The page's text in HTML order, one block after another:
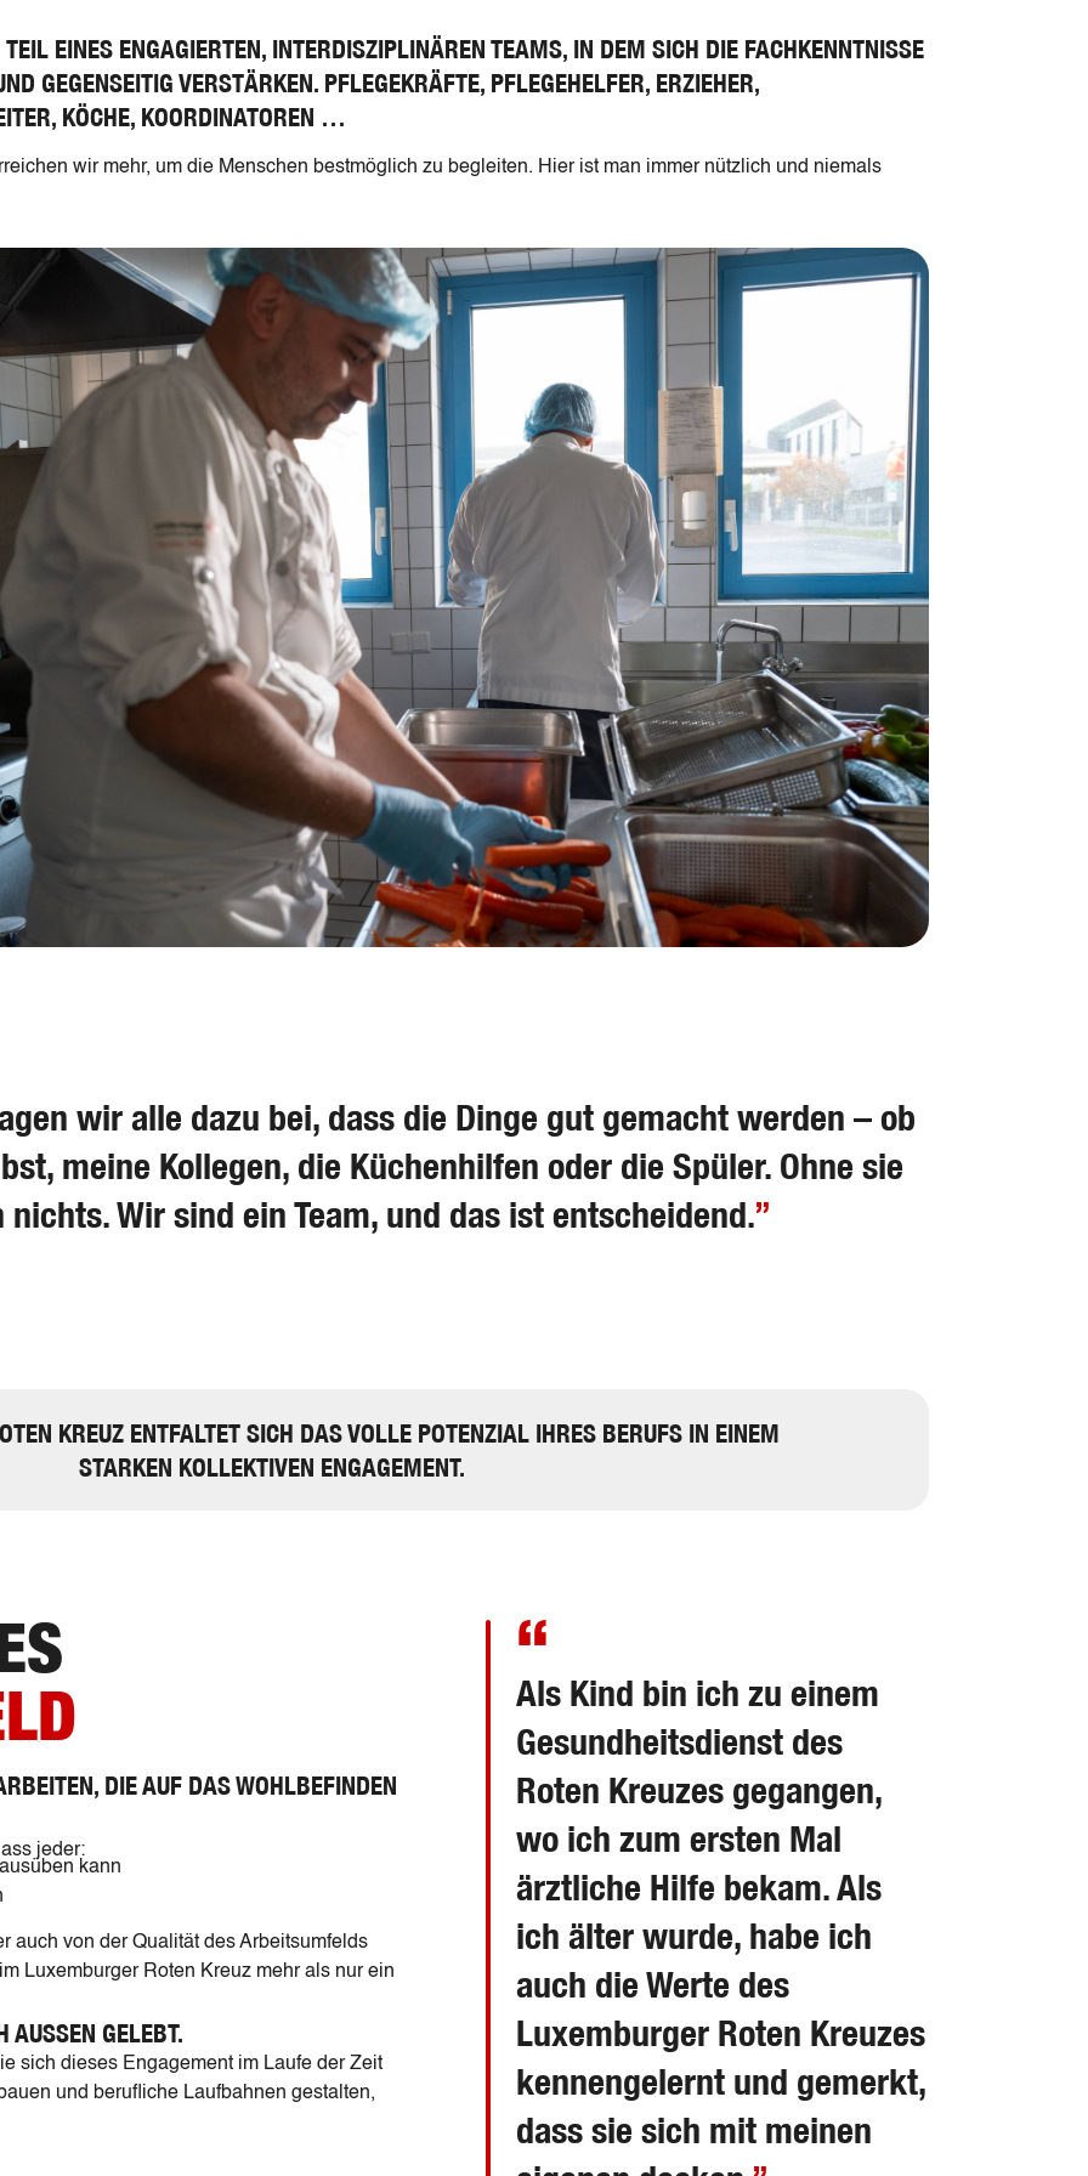
TEIL EINES ENGAGIERTEN, INTERDISZIPLINÄREN TEAMS, IN DEM SICH DIE FACHKENNTNISSE
GEGENSEITIG VERSTÄRKEN. PFLEGEKRÄFTE, PFLEGEHELFER, ERZIEHER,
KÖCHE, KOORDINATOREN …
wir mehr, um die Menschen bestmöglich zu begleiten. Hier ist man immer nützlich und niemals
wir alle dazu bei, dass die Dinge gut gemacht werden – ob
meine Kollegen, die Küchenhilfen oder die Spüler. Ohne sie
nichts. Wir sind ein Team, und das ist entscheidend.
KREUZ ENTFALTET SICH DAS VOLLE POTENZIAL IHRES BERUFS IN EINEM
STARKEN KOLLEKTIVEN ENGAGEMENT.
DIE AUF DAS WOHLBEFINDEN
jeder:
kann
auch von der Qualität des Arbeitsumfelds
Luxemburger Roten Kreuz mehr als nur ein
AUSSEN GELEBT.
sich dieses Engagement im Laufe der Zeit
und berufliche Laufbahnen gestalten,
Als Kind bin ich zu einem
Gesundheitsdienst des
Roten Kreuzes gegangen,
wo ich zum ersten Mal
ärztliche Hilfe bekam. Als
ich älter wurde, habe ich
auch die Werte des
Luxemburger Roten Kreuzes
kennengelernt und gemerkt,
dass sie sich mit meinen